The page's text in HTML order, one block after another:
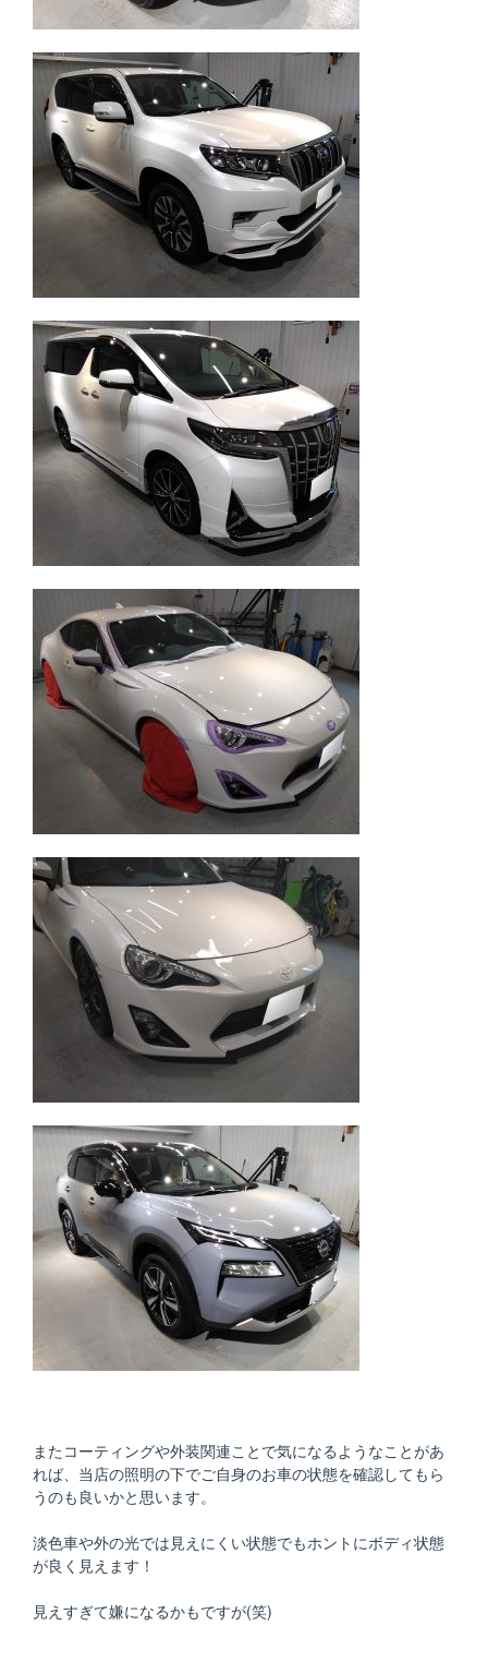
またコーティングや外装関連ことで気になるようなことがあ
れば、当店の照明の下でご自身のお車の状態を確認してもら
うのも良いかと思います。
淡色車や外の光では見えにくい状態でもホントにボディ状態
が良く見えます！
見えすぎて嫌になるかもですが(笑)